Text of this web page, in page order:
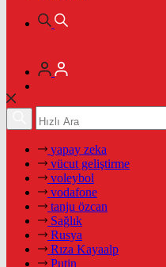
yapay zeka
vücut geliştirme
voleybol
vodafone
tanju özcan
Sağlık
Rusya
Rıza Kayaalp
Putin